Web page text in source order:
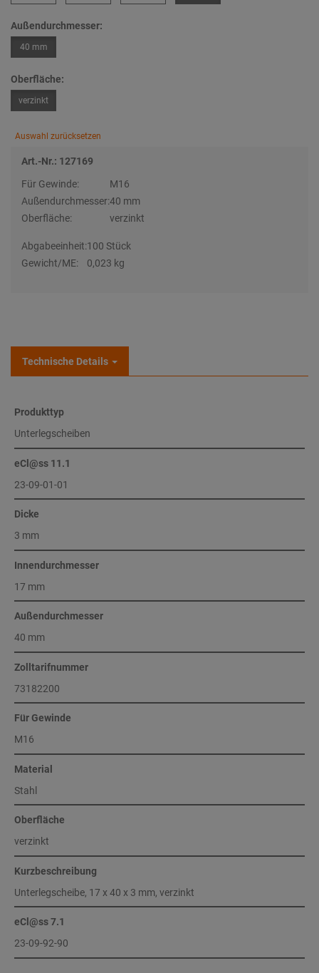
Außendurchmesser:
40 mm
Oberfläche:
verzinkt
Auswahl zurücksetzen
Art.-Nr.: 127169
Für Gewinde:
M16
Außendurchmesser:40 mm
Oberfläche:
verzinkt
Abgabeeinheit:100 Stück
Gewicht/ME:
0,023 kg
Technische Details
Produkttyp
Unterlegscheiben
eCl@ss 11.1
23-09-01-01
Dicke
3 mm
Innendurchmesser
17 mm
Außendurchmesser
40 mm
Zolltarifnummer
73182200
Für Gewinde
M16
Material
Stahl
Oberfläche
verzinkt
Kurzbeschreibung
Unterlegscheibe, 17 x 40 x 3 mm, verzinkt
eCl@ss 7.1
23-09-92-90